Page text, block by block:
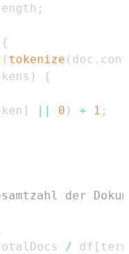
;
{
( tokenize ( doc .
)
{
] || 0 ) + 1 ;
der
/ df [ term